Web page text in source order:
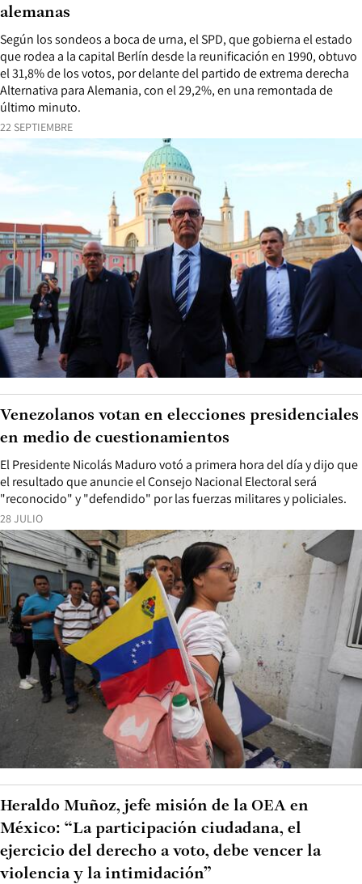
22 SEPTIEMBRE
Según los sondeos a boca de urna, el SPD, que gobierna el estado
que rodea a la capital Berlín desde la reunificación en 1990, obtuvo
el 31,8% de los votos, por delante del partido de extrema derecha
Alternativa para Alemania, con el 29,2%, en una remontada de
último minuto.
alemanas
28 JULIO
El Presidente Nicolás Maduro votó a primera hora del día y dijo que
el resultado que anuncie el Consejo Nacional Electoral será
"reconocido" y "defendido" por las fuerzas militares y policiales.
Venezolanos votan en elecciones presidenciales
en medio de cuestionamientos
Heraldo Muñoz, jefe misión de la OEA en
México: “La participación ciudadana, el
ejercicio del derecho a voto, debe vencer la
violencia y la intimidación”